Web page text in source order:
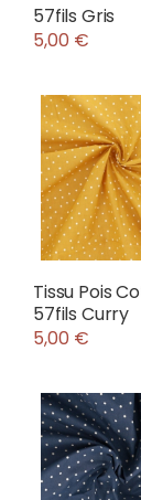
57fils Gris
5,00 €
Tissu Pois
57fils Curry
5,00 €